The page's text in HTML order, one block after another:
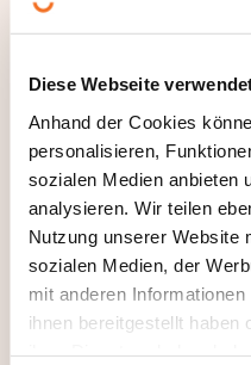
Diese Webseite
Anhand der Cookies
personalisieren,
sozialen Medien anbieten
analysieren. Wir teilen
Nutzung unserer Website
sozialen Medien, der
mit anderen
ihnen bereitgestellt haben
DIESE
KÖNNTEN SIE